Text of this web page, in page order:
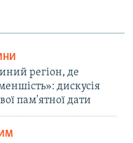
регіон, де
дискусія
пам'ятної дати